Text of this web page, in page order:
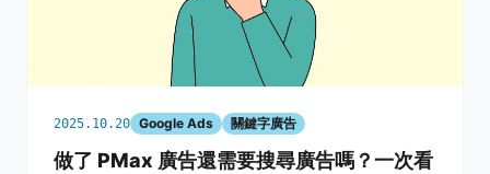
2025.10.20 Google Ads 關鍵字廣告
做了 PMax 廣告還需要搜尋廣告嗎？一次看